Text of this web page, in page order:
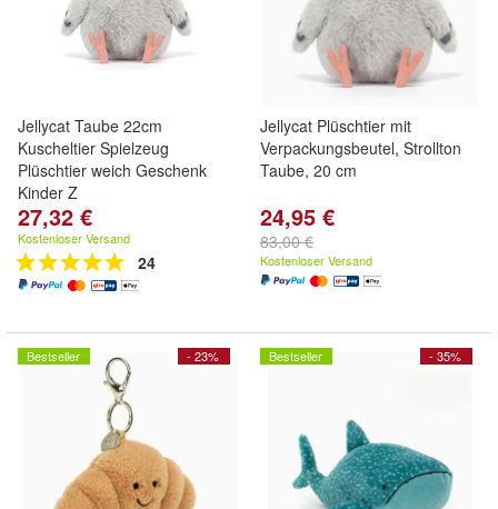
Jellycat Taube 22cm
Kuscheltier Spielzeug
Plüschtier weich Geschenk
Kinder Z
27,32 €
Kostenloser Versand
24
Jellycat Plüschtier mit
Verpackungsbeutel, Strollton
Taube, 20 cm
24,95 €
83,00 €
Kostenloser Versand
- 23%
Bestseller - 35%
Bestseller